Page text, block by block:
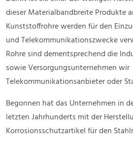
dieser Materialbandbreite Produkte
Kunststoffrohre werden für den
und Telekommunikationszwecke
Rohre sind dementsprechend die
sowie Versorgungsunternehmen wir
Telekommunikationsanbieter oder
Begonnen hat das Unternehmen in
letzten Jahrhunderts mit der
Korrosionsschutzartikel für den